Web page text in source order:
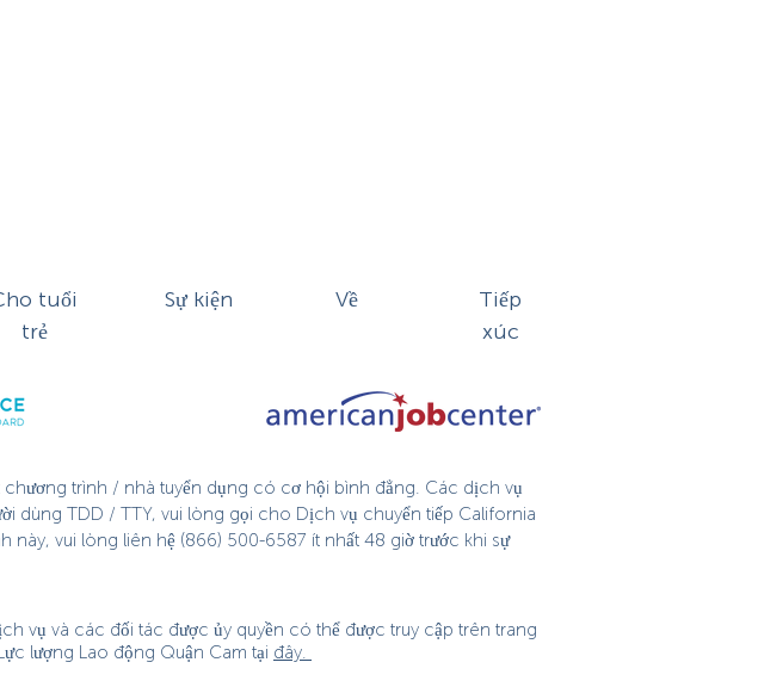
tuổi
trẻ
Sự kiện Về
Tiếp
xúc
trình / nhà tuyển dụng có cơ hội bình đẳng. Các dịch vụ
dùng TDD / TTY, vui lòng gọi cho Dịch vụ chuyển tiếp California
này, vui lòng liên hệ (866) 500-6587 ít nhất 48 giờ trước khi sự
vụ và các đối tác được ủy quyền có thể được truy cập trên trang
lượng Lao động Quận Cam tại đây.